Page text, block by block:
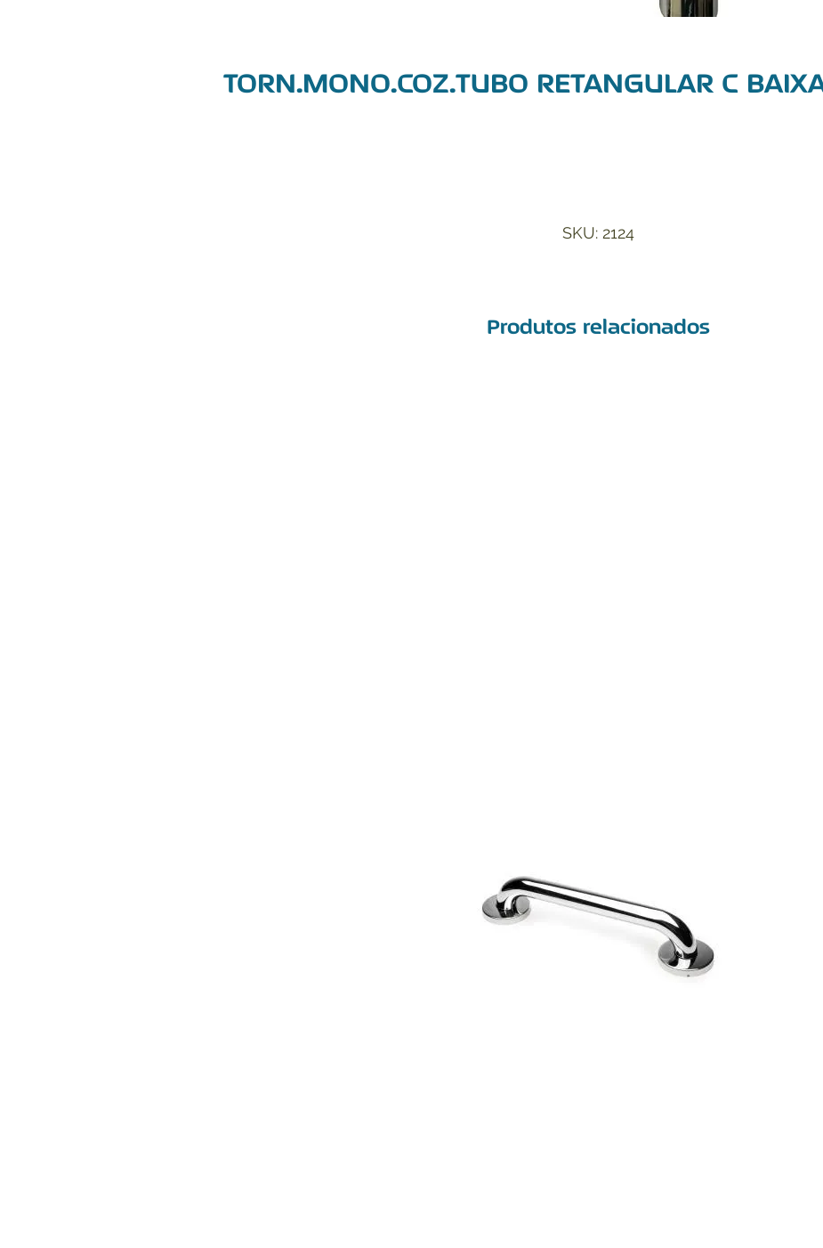
TORN.MONO.COZ.TUBO RETANGULAR C
SKU: 2124
Produtos relacionados